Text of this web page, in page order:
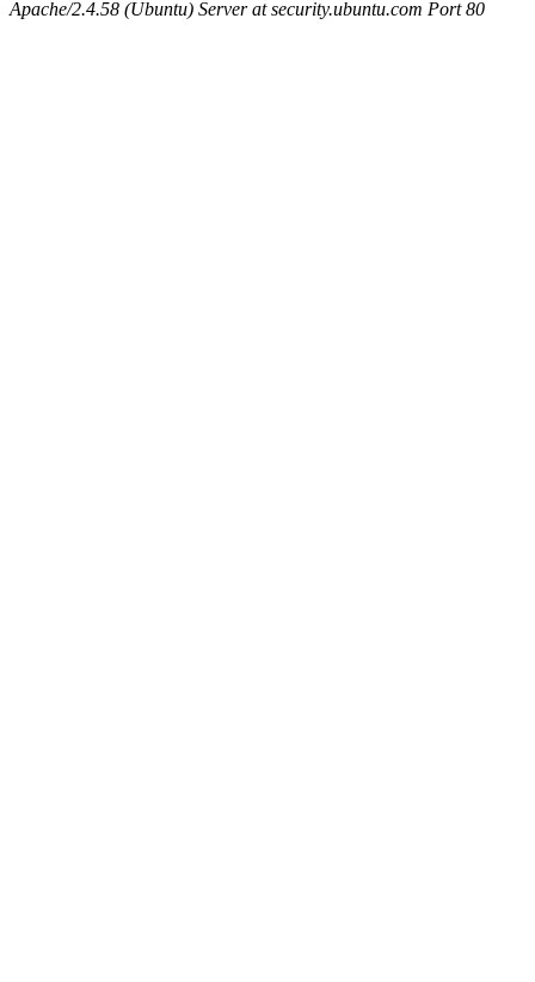
Apache/2.4.58 (Ubuntu) Server at security.ubuntu.com Port 80